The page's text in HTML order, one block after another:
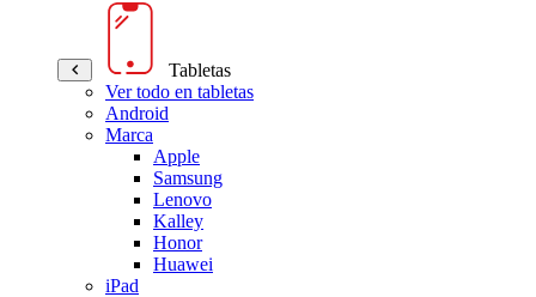
Tabletas
Ver todo en tabletas
Android
Marca
Apple
Samsung
Lenovo
Kalley
Honor
Huawei
iPad